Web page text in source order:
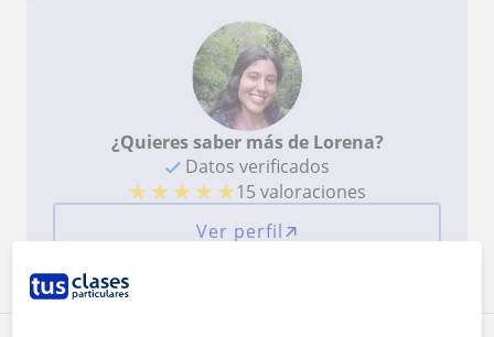
¿Quieres saber más de Lorena?
Datos verificados
★ ★ ★ ★ ★15 valoraciones
Ver perfil